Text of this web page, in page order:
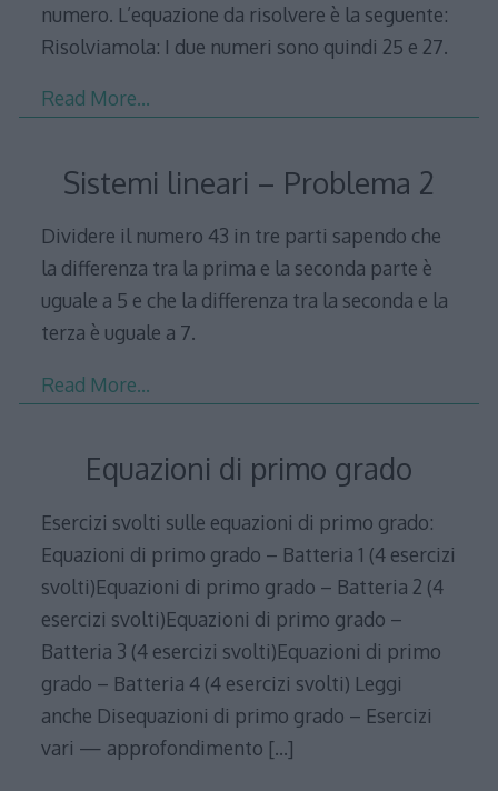
numero. L’equazione da risolvere è la seguente:
Risolviamola: I due numeri sono quindi 25 e 27.
Read More…
Sistemi lineari – Problema 2
Dividere il numero 43 in tre parti sapendo che
la differenza tra la prima e la seconda parte è
uguale a 5 e che la differenza tra la seconda e la
terza è uguale a 7.
Read More…
Equazioni di primo grado
Esercizi svolti sulle equazioni di primo grado:
Equazioni di primo grado – Batteria 1 (4 esercizi
svolti)Equazioni di primo grado – Batteria 2 (4
esercizi svolti)Equazioni di primo grado –
Batteria 3 (4 esercizi svolti)Equazioni di primo
grado – Batteria 4 (4 esercizi svolti) Leggi
anche Disequazioni di primo grado – Esercizi
vari — approfondimento […]